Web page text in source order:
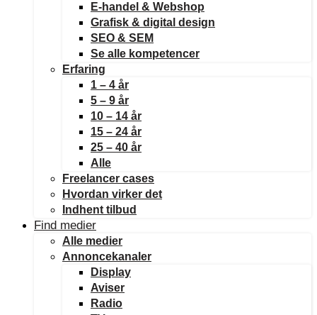
E-handel & Webshop
Grafisk & digital design
SEO & SEM
Se alle kompetencer
Erfaring
1 – 4 år
5 – 9 år
10 – 14 år
15 – 24 år
25 – 40 år
Alle
Freelancer cases
Hvordan virker det
Indhent tilbud
Find medier
Alle medier
Annoncekanaler
Display
Aviser
Radio